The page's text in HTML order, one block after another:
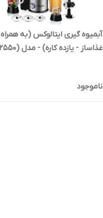
آبمیوه گیری ایتالوکس (به همراه
غذاساز - یازده کاره) - مدل (2550)
ناموجود